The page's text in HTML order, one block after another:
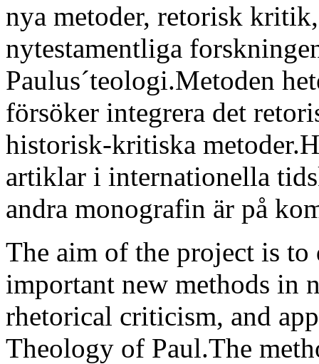
nya metoder, retorisk
nytestamentliga
Paulus´teologi.Metoden
försöker integrera det
historisk-kritiska
artiklar i internationella
andra monografin är på
The aim of the project is to
important new methods in
rhetorical criticism, and
Theology of Paul.The